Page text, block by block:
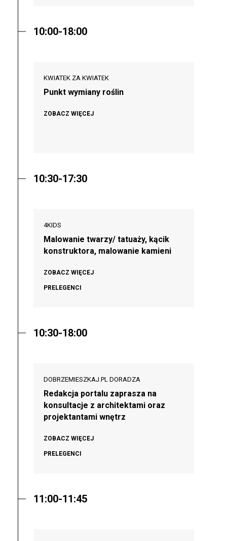
10:00-18:00
KWIATEK ZA KWIATEK
Punkt wymiany roślin
ZOBACZ WIĘCEJ
10:30-17:30
4KIDS
Malowanie twarzy/ tatuaży, kącik
konstruktora, malowanie kamieni
ZOBACZ WIĘCEJ
PRELEGENCI
10:30-18:00
DOBRZEMIESZKAJ.PL DORADZA
Redakcja portalu zaprasza na
konsultacje z architektami oraz
projektantami wnętrz
ZOBACZ WIĘCEJ
PRELEGENCI
11:00-11:45